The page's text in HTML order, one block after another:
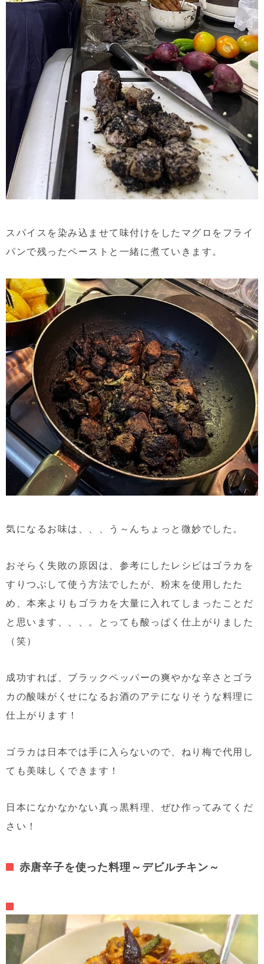
スパイスを染み込ませて味付けをしたマグロをフライ
パンで残ったペーストと一緒に煮ていきます。
気になるお味は、、、う～んちょっと微妙でした。
おそらく失敗の原因は、参考にしたレシピはゴラカを
すりつぶして使う方法でしたが、粉末を使用したた
め、本来よりもゴラカを大量に入れてしまったことだ
と思います、、、。とっても酸っぱく仕上がりました
（笑）
成功すれば、ブラックペッパーの爽やかな辛さとゴラ
カの酸味がくせになるお酒のアテになりそうな料理に
仕上がります！
ゴラカは日本では手に入らないので、ねり梅で代用し
ても美味しくできます！
日本になかなかない真っ黒料理、ぜひ作ってみてくだ
さい！
赤唐辛子を使った料理～デビルチキン～